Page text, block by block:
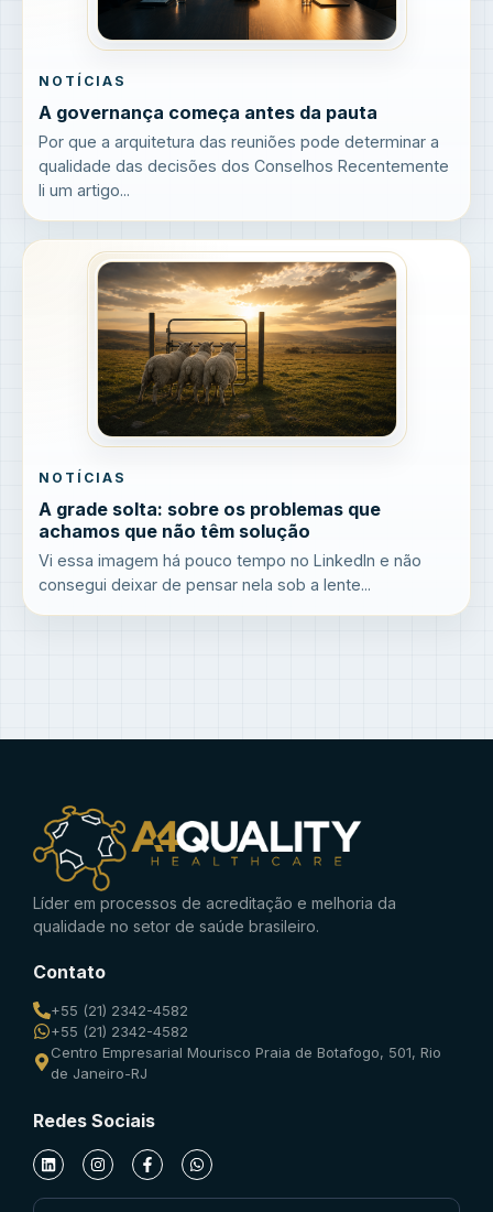
NOTÍCIAS
A governança começa antes da pauta
Por que a arquitetura das reuniões pode determinar a
qualidade das decisões dos Conselhos Recentemente
li um artigo...
NOTÍCIAS
A grade solta: sobre os problemas que
achamos que não têm solução
Vi essa imagem há pouco tempo no LinkedIn e não
consegui deixar de pensar nela sob a lente...
Líder em processos de acreditação e melhoria da
qualidade no setor de saúde brasileiro.
Contato
+55 (21) 2342-4582
+55 (21) 2342-4582
Centro Empresarial Mourisco Praia de Botafogo, 501, Rio
de Janeiro-RJ
Redes Sociais